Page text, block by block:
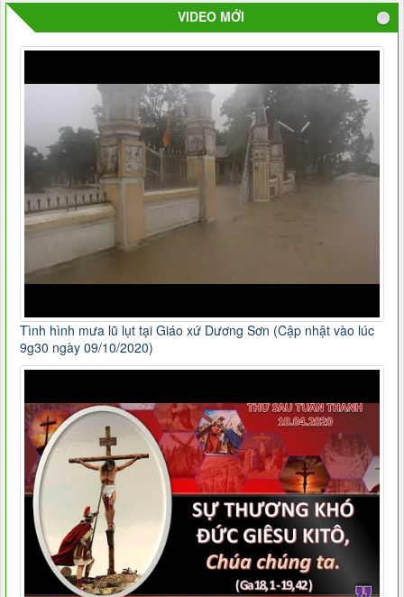
VIDEO MỚI
Tình hình mưa lũ lụt tại Giáo xứ Dương Sơn (Cập nhật vào lúc
9g30 ngày 09/10/2020)